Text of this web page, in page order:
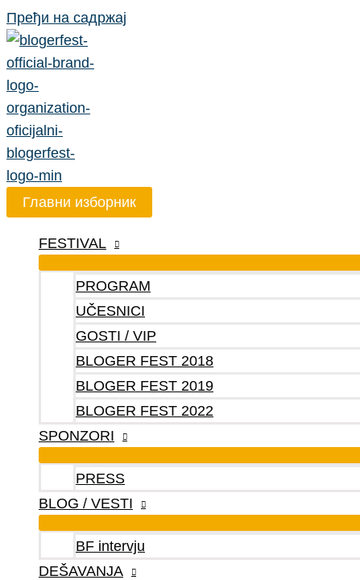
Пређи на садржај
Главни изборник
FESTIVAL
PROGRAM
UČESNICI
GOSTI / VIP
BLOGER FEST 2018
BLOGER FEST 2019
BLOGER FEST 2022
SPONZORI
PRESS
BLOG / VESTI
BF intervju
DEŠAVANJA